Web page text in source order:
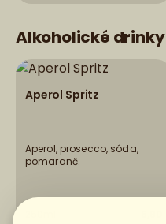
Alkoholické drinky
Aperol Spritz
Aperol, prosecco, sóda,
pomaranč.